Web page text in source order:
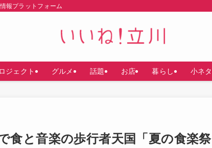
報プラットフォーム
ジェクト グルメ 話題 お店 暮らし 小ネタ
食と音楽の歩行者天国「夏の食楽祭